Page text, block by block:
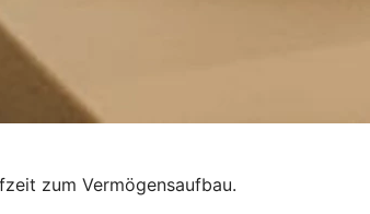
zum Vermögensaufbau.